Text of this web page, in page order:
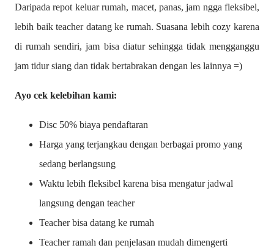
Daripada repot keluar rumah, macet, panas, jam ngga fleksibel,
lebih baik teacher datang ke rumah. Suasana lebih cozy karena
di rumah sendiri, jam bisa diatur sehingga tidak mengganggu
jam tidur siang dan tidak bertabrakan dengan les lainnya =)
Ayo cek kelebihan kami:
Disc 50% biaya pendaftaran
Harga yang terjangkau dengan berbagai promo yang
sedang berlangsung
Waktu lebih fleksibel karena bisa mengatur jadwal
langsung dengan teacher
Teacher bisa datang ke rumah
Teacher ramah dan penjelasan mudah dimengerti